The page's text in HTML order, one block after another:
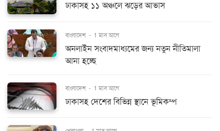
ঢাকাসহ ১১ অঞ্চলে ঝড়ের আভাস
বাংলাদেশ - 1 মাস আগে
অনলাইন সংবাদমাধ্যমের জন্য নতুন নীতিমালা
আনা হচ্ছে
বাংলাদেশ - 1 মাস আগে
ঢাকাসহ দেশের বিভিন্ন স্থানে ভূমিকম্প